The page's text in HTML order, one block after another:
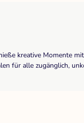
kreative Momente
für alle zugänglich,